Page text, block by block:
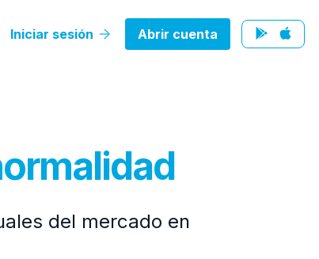
Iniciar sesión Abrir cuenta
del mercado en